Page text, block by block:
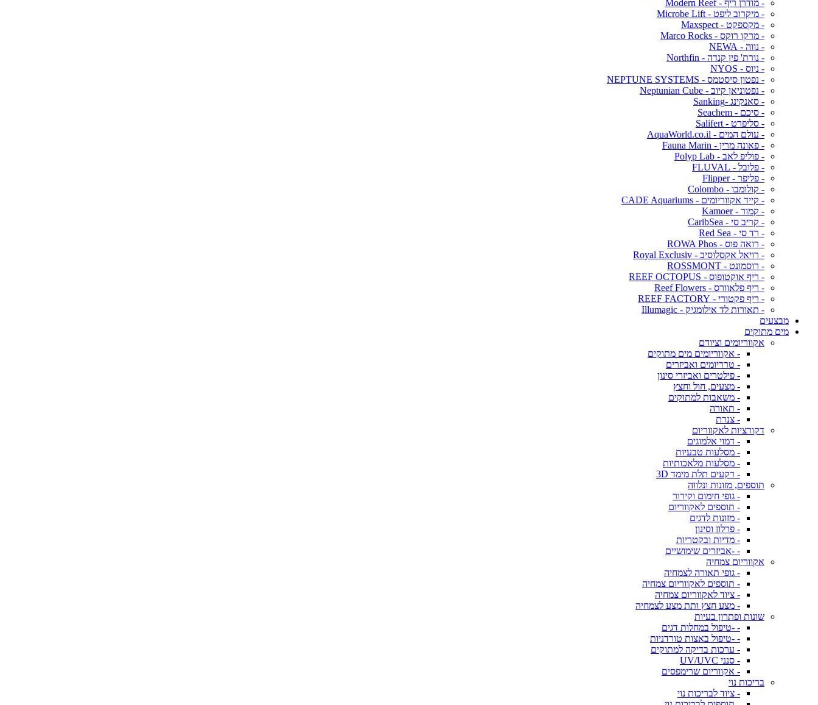
- מודרן ריף - Modern Reef
- מיקרוב ליפט - Microbe Lift
- מקספקט - Maxspect
- מרקו רוקס - Marco Rocks
- נווה - NEWA
- נורת' פין קנדה - Northfin
- ניוס - NYOS
- נפטון סיסטמס - NEPTUNE SYSTEMS
- נפטוניאן קיוב - Neptunian Cube
- סאנקינג -Sanking
- סיכם - Seachem
- סליפרט - Salifert
- עולם המים - AquaWorld.co.il
- פאונה מרין - Fauna Marin
- פוליפ לאב - Polyp Lab
- פלובל - FLUVAL
- פליפר - Flipper
- קולומבו - Colombo
- קייד אקווריומים - CADE Aquariums
- קמור - Kamoer
- קריב סי - CaribSea
- רד סי - Red Sea
- רואה פוס - ROWA Phos
- רויאל אקסלוסיב - Royal Exclusiv
- רוסמונט - ROSSMONT
- ריף אוקטופוס - REEF OCTOPUS
- ריף פלאוורס - Reef Flowers
- ריף פקטורי - REEF FACTORY
- תאורות לד אילומגיק - Illumagic
מבצעים
מים מתוקים
אקווריומים וציודם
- אקווריומים מים מתוקים
- טרריומים ואביזרים
- פילטרים ואביזרי סינון
- מצעים, חול וחצץ
- משאבות למתוקים
- תאורה
- צנרת
דקורציות לאקווריום
- דמוי אלמוגים
- מסלעות טבעיות
- מסלעות מלאכותיות
- רקעים תלת מימד 3D
תוספים, מזונות ונלווה
- גופי חימום וקירור
- תוספים לאקווריום
- מזונות לדגים
- פרלון וסינון
- מדיות ובקטריות
- -אביזרים שימושיים
אקווריום צמחיה
- גופי תאורה לצמחיה
- תוספים לאקווריום צמחיה
- ציוד לאקווריום צמחיה
- מצע חצץ ותת מצע לצמחיה
שונות ופתרון בעיות
- -טיפול במחלות דגים
- -טיפול באצות טורדניות
- ערכות בדיקה למתוקים
- סנני UV/UVC
- אקווריום שרימפסים
בריכות נוי
- ציוד לבריכות נוי